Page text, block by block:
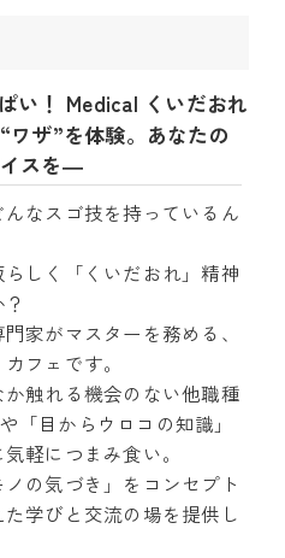
い！ Medical くいだおれ
ザ”を体験。あなたの
イスを―
んなスゴ技を持っているん
しく「くいだおれ」精神
家がマスターを務める、
フェです。
触れる機会のない他職種
「目からウロコの知識」
軽につまみ食い。
ノの気づき」をコンセプト
学びと交流の場を提供し